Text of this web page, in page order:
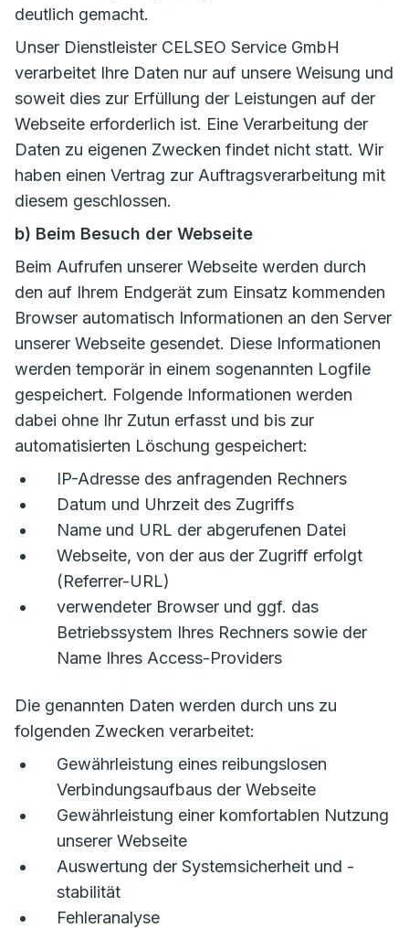
deutlich gemacht.
Unser Dienstleister CELSEO Service GmbH
verarbeitet Ihre Daten nur auf unsere Weisung und
soweit dies zur Erfüllung der Leistungen auf der
Webseite erforderlich ist. Eine Verarbeitung der
Daten zu eigenen Zwecken findet nicht statt. Wir
haben einen Vertrag zur Auftragsverarbeitung mit
diesem geschlossen.
b) Beim Besuch der Webseite
Beim Aufrufen unserer Webseite werden durch
den auf Ihrem Endgerät zum Einsatz kommenden
Browser automatisch Informationen an den Server
unserer Webseite gesendet. Diese Informationen
werden temporär in einem sogenannten Logfile
gespeichert. Folgende Informationen werden
dabei ohne Ihr Zutun erfasst und bis zur
automatisierten Löschung gespeichert:
IP-Adresse des anfragenden Rechners
Datum und Uhrzeit des Zugriffs
Name und URL der abgerufenen Datei
Webseite, von der aus der Zugriff erfolgt
(Referrer-URL)
verwendeter Browser und ggf. das
Betriebssystem Ihres Rechners sowie der
Name Ihres Access-Providers
Die genannten Daten werden durch uns zu
folgenden Zwecken verarbeitet:
Gewährleistung eines reibungslosen
Verbindungsaufbaus der Webseite
Gewährleistung einer komfortablen Nutzung
unserer Webseite
Auswertung der Systemsicherheit und -
stabilität
Fehleranalyse